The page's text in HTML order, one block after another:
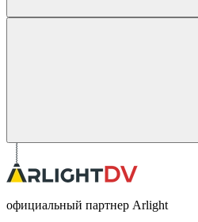
официальный партнер Arlight